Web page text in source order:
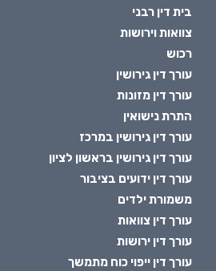
בית דין רבני
צוואות וירושות
רכוש
עורך דין גירושין
עורך דין מזונות
התרת נישואין
עורך דין גירושין במרכז
עורך דין גירושין בראשון לציון
עורך דין ידועים בציבור
משמורת ילדים
עורך דין צוואות
עורך דין ירושות
עורך דין ייפוי כוח מתמשך